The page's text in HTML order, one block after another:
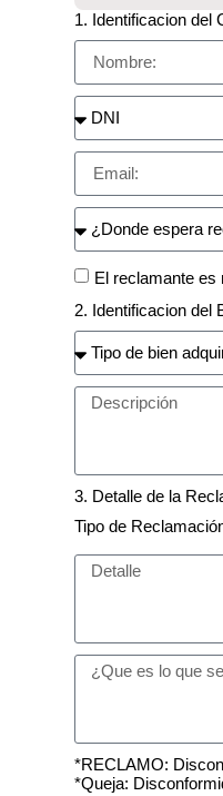
1. Identificacion del
El reclamante es
2. Identificacion del
3. Detalle de la
Tipo de
*RECLAMO:
*Queja: